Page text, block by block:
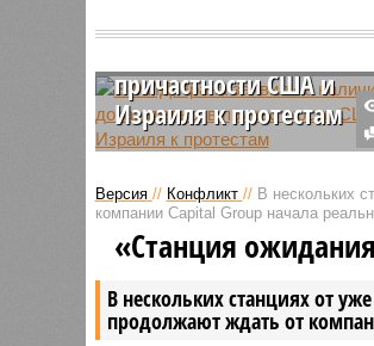
В МИД Ирана заявили о
причастности США и
Израиля к протестам
Глава иранского
Аббас Аракчи заявил, что
Тегеран располагает
значительным объёмом
Соединённых Штатов и
в организации массовых
Версия // Конфликт // В нескольких
компании Capital Group начала
В нескольких станциях от
продолжают ждать от
«Станция